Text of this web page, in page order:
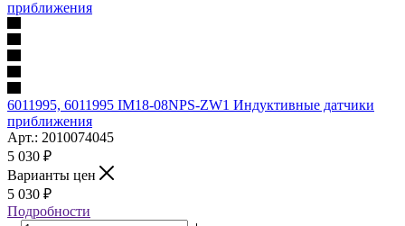
6011995, 6011995 IM18-08NPS-ZW1 Индуктивные датчики
приближения
Арт.: 2010074045
5 030 ₽
Варианты цен
5 030 ₽
Подробности